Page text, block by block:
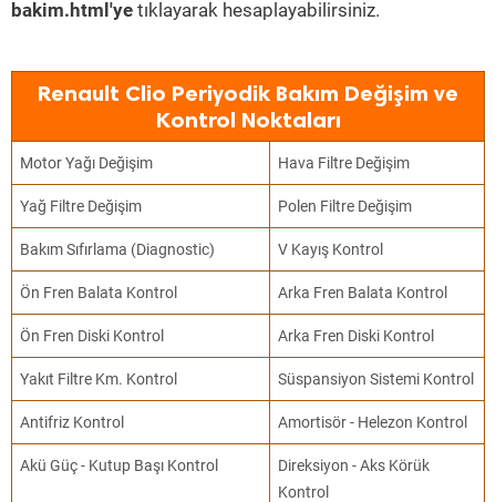
bakim.html'ye tıklayarak hesaplayabilirsiniz.
Renault Clio Periyodik Bakım Değişim ve
Kontrol Noktaları
Motor Yağı Değişim Hava Filtre Değişim
Yağ Filtre Değişim Polen Filtre Değişim
Bakım Sıfırlama (Diagnostic) V Kayış Kontrol
Ön Fren Balata Kontrol Arka Fren Balata Kontrol
Ön Fren Diski Kontrol Arka Fren Diski Kontrol
Yakıt Filtre Km. Kontrol Süspansiyon Sistemi Kontrol
Antifriz Kontrol Amortisör - Helezon Kontrol
Akü Güç - Kutup Başı Kontrol
Direksiyon - Aks Körük
Kontrol